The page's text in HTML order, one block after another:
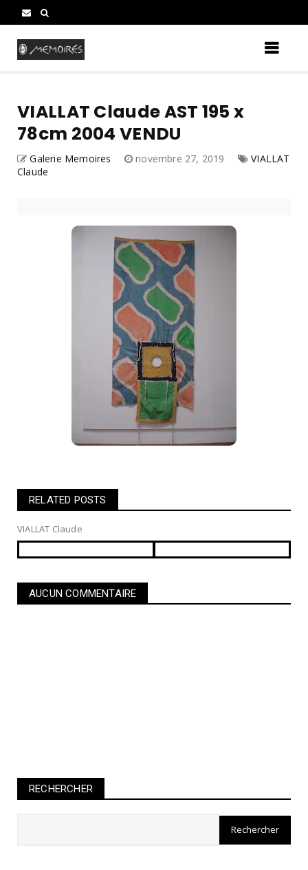
VIALLAT Claude AST 195 x
78cm 2004 VENDU
Galerie Memoires novembre 27, 2019
VIALLAT
Claude
RELATED POSTS
VIALLAT Claude
AUCUN COMMENTAIRE
RECHERCHER